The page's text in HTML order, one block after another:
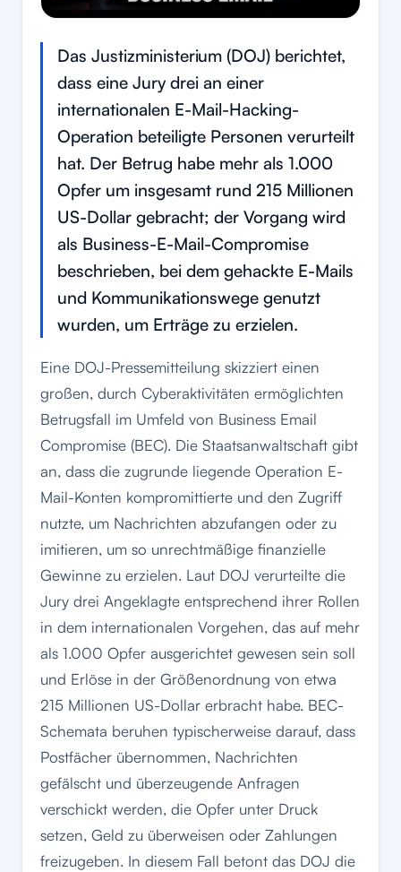
Das Justizministerium (DOJ) berichtet,
dass eine Jury drei an einer
internationalen E-Mail-Hacking-
Operation beteiligte Personen verurteilt
hat. Der Betrug habe mehr als 1.000
Opfer um insgesamt rund 215 Millionen
US-Dollar gebracht; der Vorgang wird
als Business-E-Mail-Compromise
beschrieben, bei dem gehackte E-Mails
und Kommunikationswege genutzt
wurden, um Erträge zu erzielen.
Eine DOJ-Pressemitteilung skizziert einen
großen, durch Cyberaktivitäten ermöglichten
Betrugsfall im Umfeld von Business Email
Compromise (BEC). Die Staatsanwaltschaft gibt
an, dass die zugrunde liegende Operation E-
Mail-Konten kompromittierte und den Zugriff
nutzte, um Nachrichten abzufangen oder zu
imitieren, um so unrechtmäßige finanzielle
Gewinne zu erzielen. Laut DOJ verurteilte die
Jury drei Angeklagte entsprechend ihrer Rollen
in dem internationalen Vorgehen, das auf mehr
als 1.000 Opfer ausgerichtet gewesen sein soll
und Erlöse in der Größenordnung von etwa
215 Millionen US-Dollar erbracht habe. BEC-
Schemata beruhen typischerweise darauf, dass
Postfächer übernommen, Nachrichten
gefälscht und überzeugende Anfragen
verschickt werden, die Opfer unter Druck
setzen, Geld zu überweisen oder Zahlungen
freizugeben. In diesem Fall betont das DOJ die